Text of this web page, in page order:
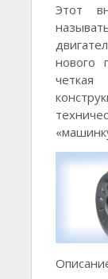
Этот
нового